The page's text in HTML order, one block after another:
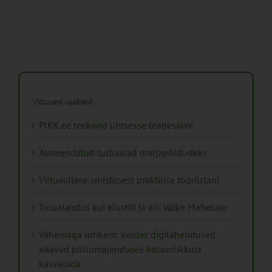
Viimased uudised
PIKK.ee teekond ühtsesse teabesalve
Ammendatud turbaalad marjapõldudeks
Virtuaaltara: unistusest praktilise tööriistani
Turuaiandus kui elustiil ja äri: Väike Mahetalu
Vähemaga rohkem: kuidas digilahendused
aitavad põllumajanduses kasumlikkust
kasvatada